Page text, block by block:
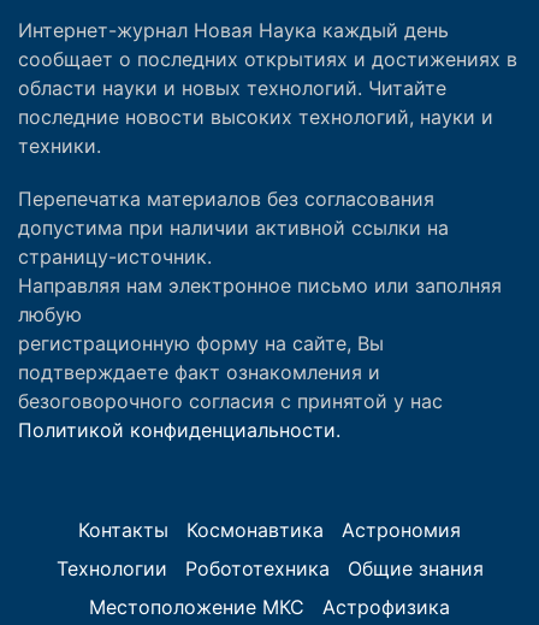
Интернет-журнал Новая Наука каждый день
сообщает о последних открытиях и достижениях в
области науки и новых технологий. Читайте
последние новости высоких технологий, науки и
техники.
Перепечатка материалов без согласования
допустима при наличии активной ссылки на
страницу-источник.
Направляя нам электронное письмо или заполняя
любую
регистрационную форму на сайте, Вы
подтверждаете факт ознакомления и
безоговорочного согласия с принятой у нас
Политикой конфиденциальности.
Контакты Космонавтика
Астрономия
Технологии
Робототехника
Общие знания
Местоположение МКС
Астрофизика